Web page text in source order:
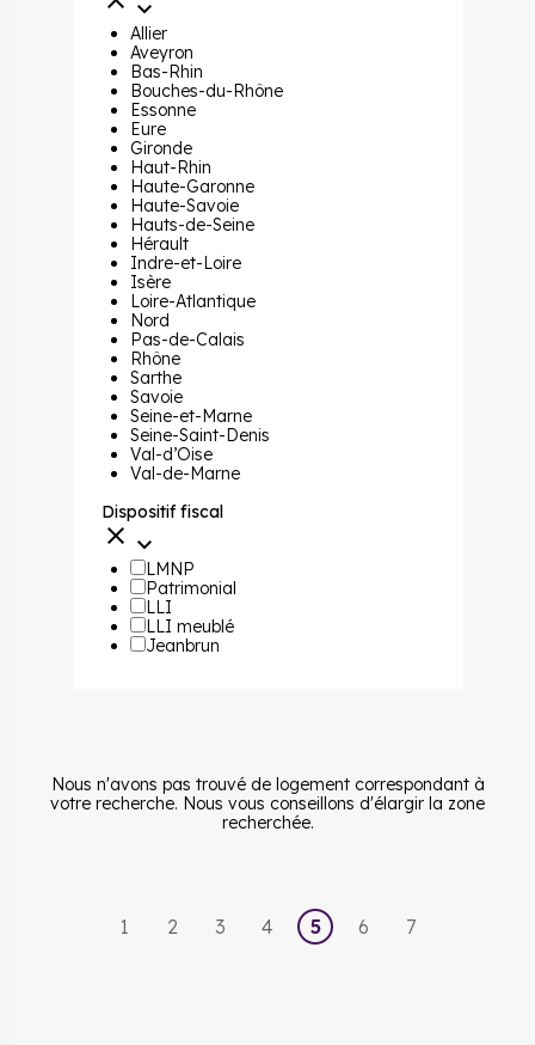
Allier
Aveyron
Bas-Rhin
Bouches-du-Rhône
Essonne
Eure
Gironde
Haut-Rhin
Haute-Garonne
Haute-Savoie
Hauts-de-Seine
Hérault
Indre-et-Loire
Isère
Loire-Atlantique
Nord
Pas-de-Calais
Rhône
Sarthe
Savoie
Seine-et-Marne
Seine-Saint-Denis
Val-d’Oise
Val-de-Marne
Dispositif fiscal
LMNP
Patrimonial
LLI
LLI meublé
Jeanbrun
Nous n'avons pas trouvé de logement correspondant à
votre recherche. Nous vous conseillons d'élargir la zone
recherchée.
1 2 3 4 5 6 7